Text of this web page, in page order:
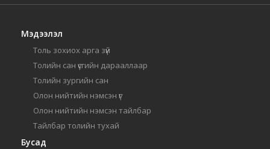
Мэдээлэл
Толь зохиох арга зүй
Толийн сан үсгийн дарааллаар
Толийн зургийн сан
Олон нийтийн нэмсэн үг
Олон нийтийн нэмсэн тайлбар
Тайлбар толийн тухай
Бусад